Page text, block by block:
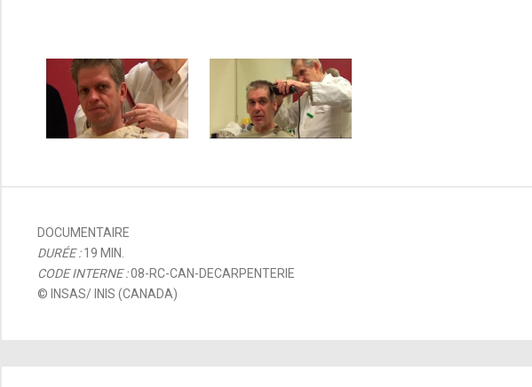
DOCUMENTAIRE
DURÉE :19 MIN.
CODE INTERNE :08-RC-CAN-DECARPENTERIE
© INSAS/ INIS (CANADA)